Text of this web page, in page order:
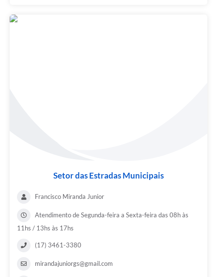
Setor das Estradas Municipais
Francisco Miranda Junior
Atendimento de Segunda-feira a Sexta-feira das 08h às
11hs / 13hs às 17hs
(17) 3461-3380
mirandajuniorgs@gmail.com